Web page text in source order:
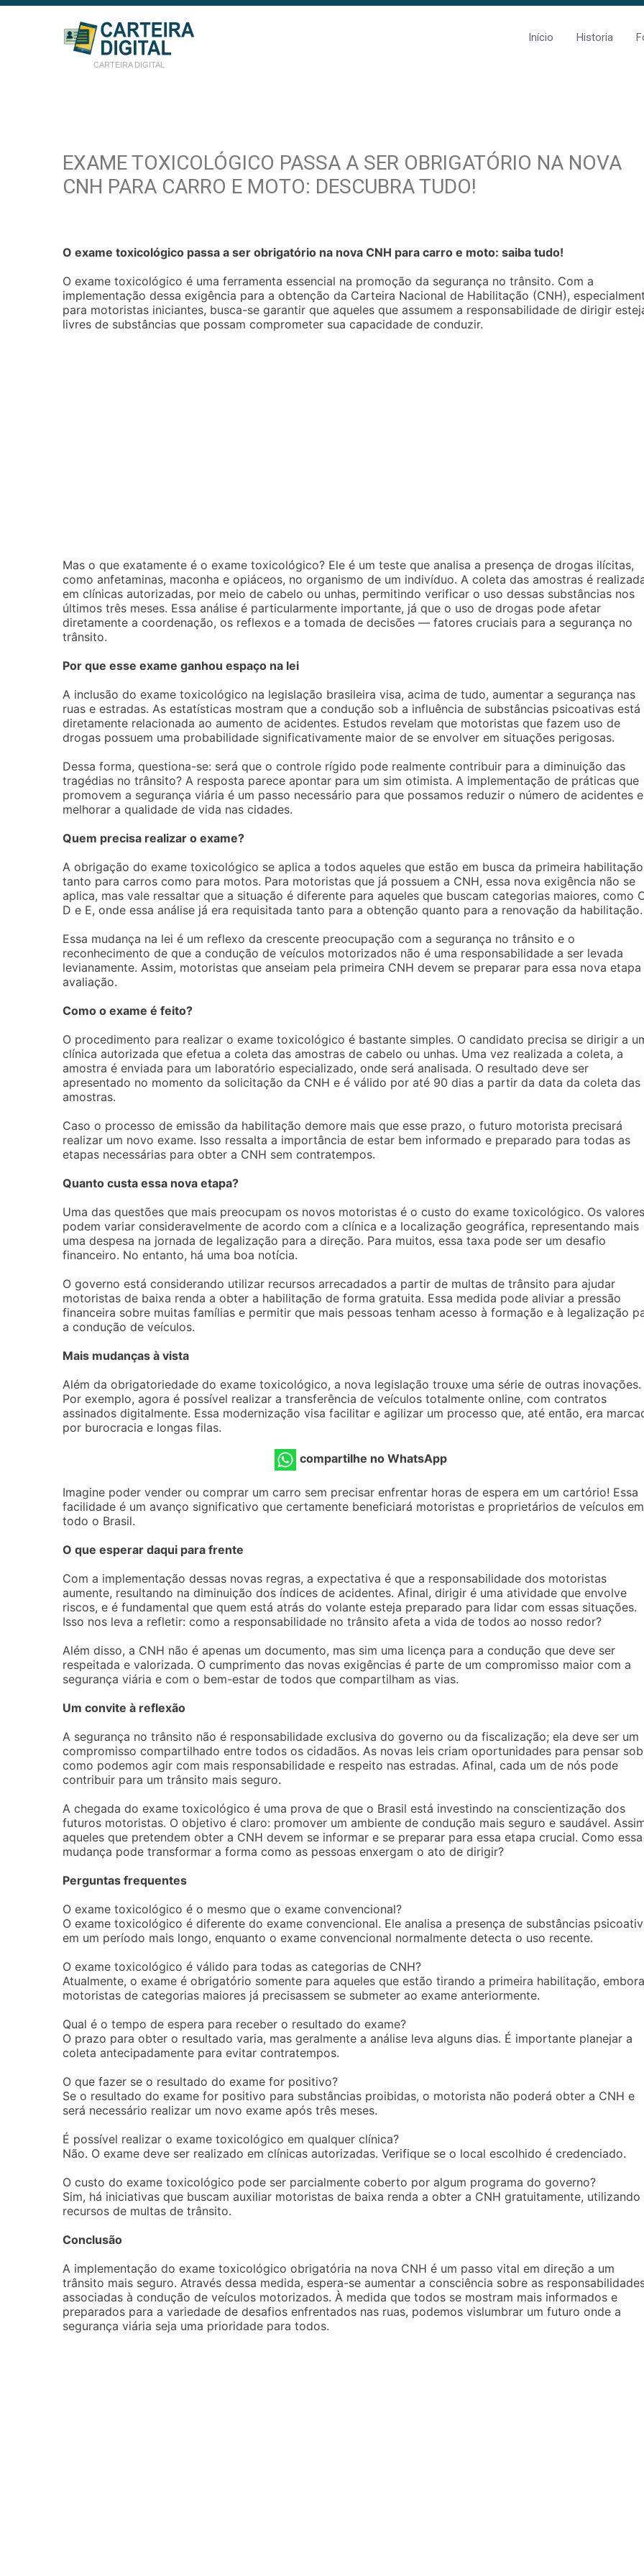
CARTEIRA DIGITAL
Início Historia
EXAME TOXICOLÓGICO PASSA A SER OBRIGATÓRIO NA NOVA
CNH PARA CARRO E MOTO: DESCUBRA TUDO!
O exame toxicológico passa a ser obrigatório na nova CNH para carro e moto: saiba tudo!
O exame toxicológico é uma ferramenta essencial na promoção da segurança no trânsito. Com a
implementação dessa exigência para a obtenção da Carteira Nacional de Habilitação (CNH),
para motoristas iniciantes, busca-se garantir que aqueles que assumem a responsabilidade de dirigir
livres de substâncias que possam comprometer sua capacidade de conduzir.
Mas o que exatamente é o exame toxicológico? Ele é um teste que analisa a presença de drogas ilícitas,
como anfetaminas, maconha e opiáceos, no organismo de um indivíduo. A coleta das amostras é
em clínicas autorizadas, por meio de cabelo ou unhas, permitindo verificar o uso dessas substâncias nos
últimos três meses. Essa análise é particularmente importante, já que o uso de drogas pode afetar
diretamente a coordenação, os reflexos e a tomada de decisões — fatores cruciais para a segurança no
trânsito.
Por que esse exame ganhou espaço na lei
A inclusão do exame toxicológico na legislação brasileira visa, acima de tudo, aumentar a segurança nas
ruas e estradas. As estatísticas mostram que a condução sob a influência de substâncias psicoativas está
diretamente relacionada ao aumento de acidentes. Estudos revelam que motoristas que fazem uso de
drogas possuem uma probabilidade significativamente maior de se envolver em situações perigosas.
Dessa forma, questiona-se: será que o controle rígido pode realmente contribuir para a diminuição das
tragédias no trânsito? A resposta parece apontar para um sim otimista. A implementação de práticas que
promovem a segurança viária é um passo necessário para que possamos reduzir o número de acidentes e
melhorar a qualidade de vida nas cidades.
Quem precisa realizar o exame?
A obrigação do exame toxicológico se aplica a todos aqueles que estão em busca da primeira
tanto para carros como para motos. Para motoristas que já possuem a CNH, essa nova exigência não se
aplica, mas vale ressaltar que a situação é diferente para aqueles que buscam categorias maiores, como
D e E, onde essa análise já era requisitada tanto para a obtenção quanto para a renovação da habilitação.
Essa mudança na lei é um reflexo da crescente preocupação com a segurança no trânsito e o
reconhecimento de que a condução de veículos motorizados não é uma responsabilidade a ser levada
levianamente. Assim, motoristas que anseiam pela primeira CNH devem se preparar para essa nova
avaliação.
Como o exame é feito?
O procedimento para realizar o exame toxicológico é bastante simples. O candidato precisa se dirigir a
clínica autorizada que efetua a coleta das amostras de cabelo ou unhas. Uma vez realizada a coleta, a
amostra é enviada para um laboratório especializado, onde será analisada. O resultado deve ser
apresentado no momento da solicitação da CNH e é válido por até 90 dias a partir da data da coleta das
amostras.
Caso o processo de emissão da habilitação demore mais que esse prazo, o futuro motorista precisará
realizar um novo exame. Isso ressalta a importância de estar bem informado e preparado para todas as
etapas necessárias para obter a CNH sem contratempos.
Quanto custa essa nova etapa?
Uma das questões que mais preocupam os novos motoristas é o custo do exame toxicológico. Os valores
podem variar consideravelmente de acordo com a clínica e a localização geográfica, representando mais
uma despesa na jornada de legalização para a direção. Para muitos, essa taxa pode ser um desafio
financeiro. No entanto, há uma boa notícia.
O governo está considerando utilizar recursos arrecadados a partir de multas de trânsito para ajudar
motoristas de baixa renda a obter a habilitação de forma gratuita. Essa medida pode aliviar a pressão
financeira sobre muitas famílias e permitir que mais pessoas tenham acesso à formação e à legalização
a condução de veículos.
Mais mudanças à vista
Além da obrigatoriedade do exame toxicológico, a nova legislação trouxe uma série de outras inovações.
Por exemplo, agora é possível realizar a transferência de veículos totalmente online, com contratos
assinados digitalmente. Essa modernização visa facilitar e agilizar um processo que, até então, era
por burocracia e longas filas.
compartilhe no WhatsApp
Imagine poder vender ou comprar um carro sem precisar enfrentar horas de espera em um cartório! Essa
facilidade é um avanço significativo que certamente beneficiará motoristas e proprietários de veículos em
todo o Brasil.
O que esperar daqui para frente
Com a implementação dessas novas regras, a expectativa é que a responsabilidade dos motoristas
aumente, resultando na diminuição dos índices de acidentes. Afinal, dirigir é uma atividade que envolve
riscos, e é fundamental que quem está atrás do volante esteja preparado para lidar com essas situações.
Isso nos leva a refletir: como a responsabilidade no trânsito afeta a vida de todos ao nosso redor?
Além disso, a CNH não é apenas um documento, mas sim uma licença para a condução que deve ser
respeitada e valorizada. O cumprimento das novas exigências é parte de um compromisso maior com a
segurança viária e com o bem-estar de todos que compartilham as vias.
Um convite à reflexão
A segurança no trânsito não é responsabilidade exclusiva do governo ou da fiscalização; ela deve ser um
compromisso compartilhado entre todos os cidadãos. As novas leis criam oportunidades para pensar
como podemos agir com mais responsabilidade e respeito nas estradas. Afinal, cada um de nós pode
contribuir para um trânsito mais seguro.
A chegada do exame toxicológico é uma prova de que o Brasil está investindo na conscientização dos
futuros motoristas. O objetivo é claro: promover um ambiente de condução mais seguro e saudável.
aqueles que pretendem obter a CNH devem se informar e se preparar para essa etapa crucial. Como essa
mudança pode transformar a forma como as pessoas enxergam o ato de dirigir?
Perguntas frequentes
O exame toxicológico é o mesmo que o exame convencional?
O exame toxicológico é diferente do exame convencional. Ele analisa a presença de substâncias
em um período mais longo, enquanto o exame convencional normalmente detecta o uso recente.
O exame toxicológico é válido para todas as categorias de CNH?
Atualmente, o exame é obrigatório somente para aqueles que estão tirando a primeira habilitação, embora
motoristas de categorias maiores já precisassem se submeter ao exame anteriormente.
Qual é o tempo de espera para receber o resultado do exame?
O prazo para obter o resultado varia, mas geralmente a análise leva alguns dias. É importante planejar a
coleta antecipadamente para evitar contratempos.
O que fazer se o resultado do exame for positivo?
Se o resultado do exame for positivo para substâncias proibidas, o motorista não poderá obter a CNH e
será necessário realizar um novo exame após três meses.
É possível realizar o exame toxicológico em qualquer clínica?
Não. O exame deve ser realizado em clínicas autorizadas. Verifique se o local escolhido é credenciado.
O custo do exame toxicológico pode ser parcialmente coberto por algum programa do governo?
Sim, há iniciativas que buscam auxiliar motoristas de baixa renda a obter a CNH gratuitamente, utilizando
recursos de multas de trânsito.
Conclusão
A implementação do exame toxicológico obrigatória na nova CNH é um passo vital em direção a um
trânsito mais seguro. Através dessa medida, espera-se aumentar a consciência sobre as
associadas à condução de veículos motorizados. À medida que todos se mostram mais informados e
preparados para a variedade de desafios enfrentados nas ruas, podemos vislumbrar um futuro onde a
segurança viária seja uma prioridade para todos.